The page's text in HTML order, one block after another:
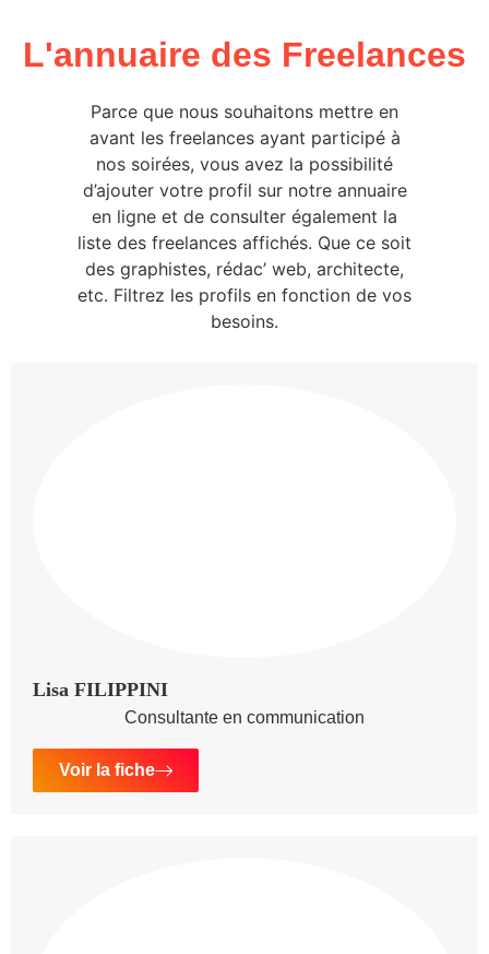
L'annuaire des Freelances
Parce que nous souhaitons mettre en
avant les freelances ayant participé à
nos soirées, vous avez la possibilité
d’ajouter votre profil sur notre annuaire
en ligne et de consulter également la
liste des freelances affichés. Que ce soit
des graphistes, rédac’ web, architecte,
etc. Filtrez les profils en fonction de vos
besoins.
Lisa FILIPPINI
Consultante en communication
Voir la fiche